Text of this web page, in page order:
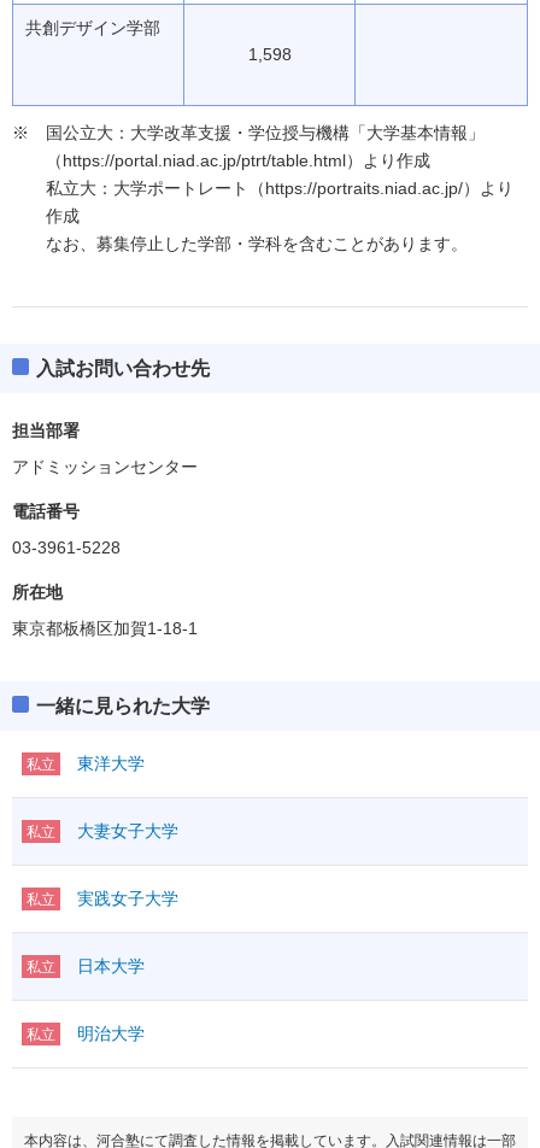
共創デザイン学部
1,598
国公立大：大学改革支援・学位授与機構「大学基本情報」
（https://portal.niad.ac.jp/ptrt/table.html）より作成
私立大：大学ポートレート（https://portraits.niad.ac.jp/）より
作成
なお、募集停止した学部・学科を含むことがあります。
入試お問い合わせ先
担当部署
アドミッションセンター
電話番号
03-3961-5228
所在地
東京都板橋区加賀1-18-1
一緒に見られた大学
私立 東洋大学
私立 大妻女子大学
私立 実践女子大学
私立 日本大学
私立 明治大学
本内容は、河合塾にて調査した情報を掲載しています。入試関連情報は一部